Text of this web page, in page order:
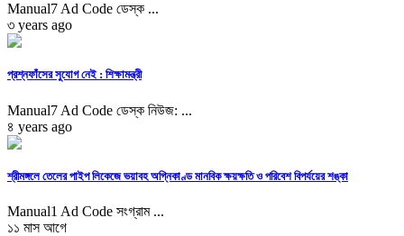
Manual7 Ad Code ডেস্ক ...
৩ years ago
প্রশ্নফাঁসের সুযোগ নেই : শিক্ষামন্ত্রী
Manual7 Ad Code ডেস্ক নিউজ: ...
৪ years ago
শ্রীমঙ্গলে তেলের পাইপ লিকেজে ভয়াবহ অগ্নিকাণ্ড মানবিক ক্ষয়ক্ষতি ও পরিবেশ বিপর্যয়ের শঙ্কা
Manual1 Ad Code সংগ্রাম ...
১১ মাস আগে